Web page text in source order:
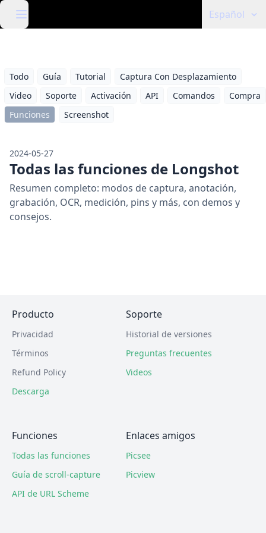
Español
Todo Guía Tutorial
Captura Con Desplazamiento
Video
Soporte Activación API Comandos
Compra
Funciones
Screenshot
2024-05-27
Todas las funciones de Longshot
Resumen completo: modos de captura, anotación,
grabación, OCR, medición, pins y más, con demos y
consejos.
Producto
Privacidad
Términos
Refund Policy
Descarga
Soporte
Historial de versiones
Preguntas frecuentes
Videos
Funciones
Todas las funciones
Guía de scroll-capture
API de URL Scheme
Enlaces amigos
Picsee
Picview